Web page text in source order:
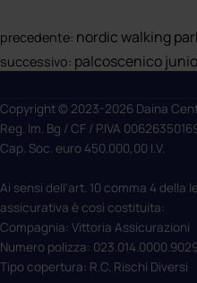
precedente: nordic walking
successivo: palcoscenico
Copyright © 2023-2026 Daina
Reg. Im. Bg / CF / P.IVA
Cap. Soc. euro 450.000,00 I.V.
Ai sensi dell'art. 10 comma 4 della
assicurativa è così costituita:
Compagnia: Vittoria Assicurazioni
Numero polizza:
Tipo copertura: R.C. Rischi Diversi